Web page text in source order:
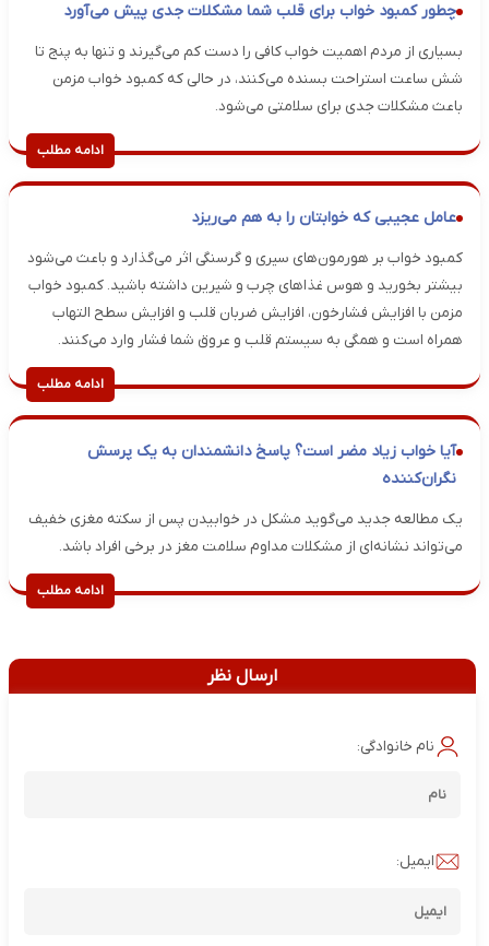
چطور کمبود خواب برای قلب شما مشکلات جدی پیش می‌آورد
بسیاری از مردم اهمیت خواب کافی را دست کم می‌گیرند و تنها به پنج تا
شش ساعت استراحت بسنده می‌کنند، در حالی که کمبود خواب مزمن
باعث مشکلات جدی برای سلامتی می‌شود.
ادامه مطلب
عامل عجیبی که خوابتان را به هم می‌ریزد
​کمبود خواب بر هورمون‌های سیری و گرسنگی اثر می‌گذارد و باعث می‌شود
بیشتر بخورید و هوس غذاهای چرب و شیرین داشته باشید. کمبود خواب
مزمن با افزایش فشارخون، افزایش ضربان قلب و افزایش سطح التهاب
همراه است و همگی به سیستم قلب و عروق شما فشار وارد می‌کنند.
ادامه مطلب
آیا خواب زیاد مضر است؟ پاسخ دانشمندان به یک پرسش
نگران‌کننده
یک مطالعه جدید می‌گوید مشکل در خوابیدن پس از سکته مغزی خفیف
می‌تواند نشانه‌ای از مشکلات مداوم سلامت مغز در برخی افراد باشد.
ادامه مطلب
ارسال نظر
نام خانوادگی:
ایمیل: